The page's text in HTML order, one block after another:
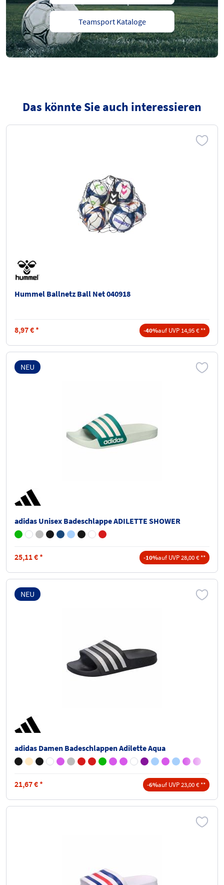
Teamsport Kataloge
Das könnte Sie auch interessieren
Hummel Ballnetz Ball Net 040918
8,97€ * -40%auf UVP 14,95 € **
NEU
adidas Unisex Badeschlappe ADILETTE SHOWER
25,11€ * -10%auf UVP 28,00 € **
NEU
adidas Damen Badeschlappen Adilette Aqua
21,67€ * -6%auf UVP 23,00 € **